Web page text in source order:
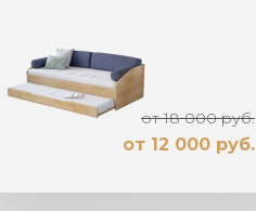
от 18 000 руб.
от 12 000 руб.